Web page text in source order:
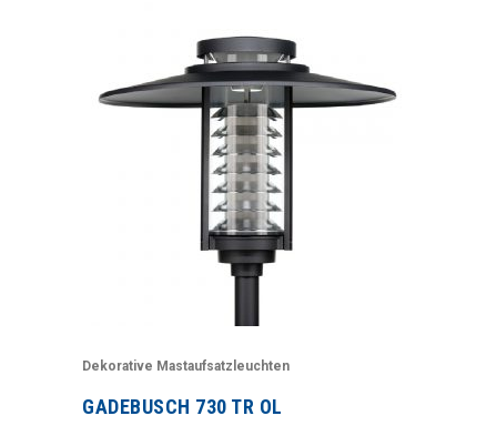
Dekorative Mastaufsatzleuchten
GADEBUSCH 730 TR OL